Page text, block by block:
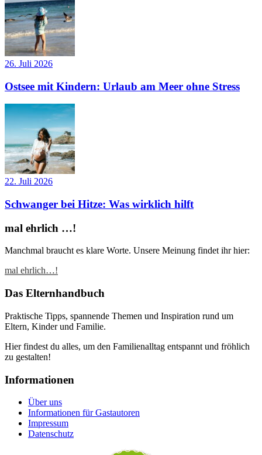
26. Juli 2026
Ostsee mit Kindern: Urlaub am Meer ohne Stress
22. Juli 2026
Schwanger bei Hitze: Was wirklich hilft
mal ehrlich …!
Manchmal braucht es klare Worte. Unsere Meinung findet ihr hier:
mal ehrlich…!
Das Elternhandbuch
Praktische Tipps, spannende Themen und Inspiration rund um
Eltern, Kinder und Familie.
Hier findest du alles, um den Familienalltag entspannt und fröhlich
zu gestalten!
Informationen
Über uns
Informationen für Gastautoren
Impressum
Datenschutz